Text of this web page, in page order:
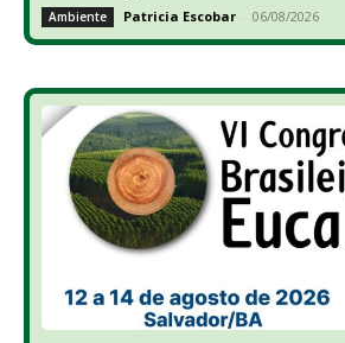
Ambiente Patricia Escobar - 06/08/2026